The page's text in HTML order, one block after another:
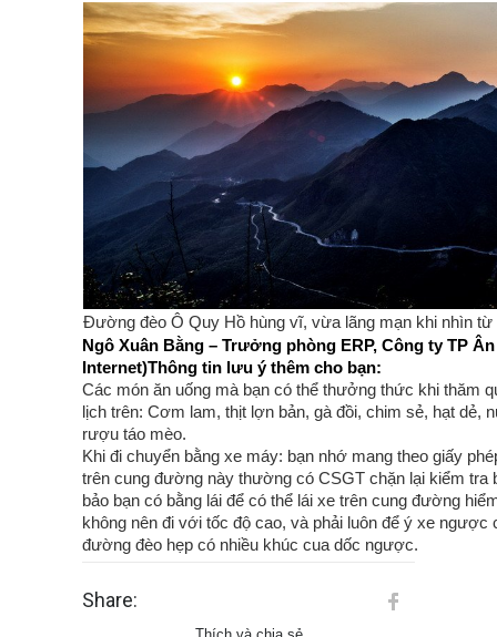
Đường đèo Ô Quy Hồ hùng vĩ, vừa lãng mạn khi nhìn từ
Ngô Xuân Bằng – Trưởng phòng ERP, Công ty TP
Internet)Thông tin lưu ý thêm cho bạn:
Các món ăn uống mà bạn có thể thưởng thức khi thăm
lịch trên: Cơm lam, thịt lợn bản, gà đồi, chim sẻ, hạt dẻ,
rượu táo mèo.
Khi đi chuyển bằng xe máy: bạn nhớ mang theo giấy
trên cung đường này thường có CSGT chặn lại kiểm tra
bảo bạn có bằng lái để có thể lái xe trên cung đường
không nên đi với tốc độ cao, và phải luôn để ý xe
đường đèo hẹp có nhiều khúc cua dốc ngược.
Share: